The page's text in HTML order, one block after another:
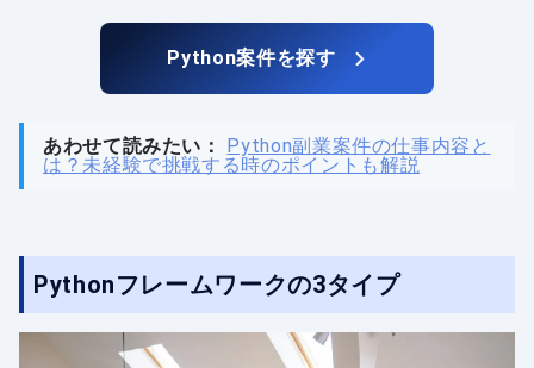
Python案件を探す
あわせて読みたい：
Python副業案件の仕事内容と
は？未経験で挑戦する時のポイントも解説
Pythonフレームワークの3タイプ